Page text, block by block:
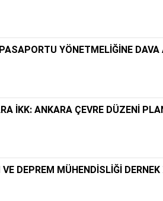
YÖNETMELİĞİNE DAVA
İKK: ANKARA ÇEVRE DÜZENİ
DEPREM MÜHENDİSLİĞİ